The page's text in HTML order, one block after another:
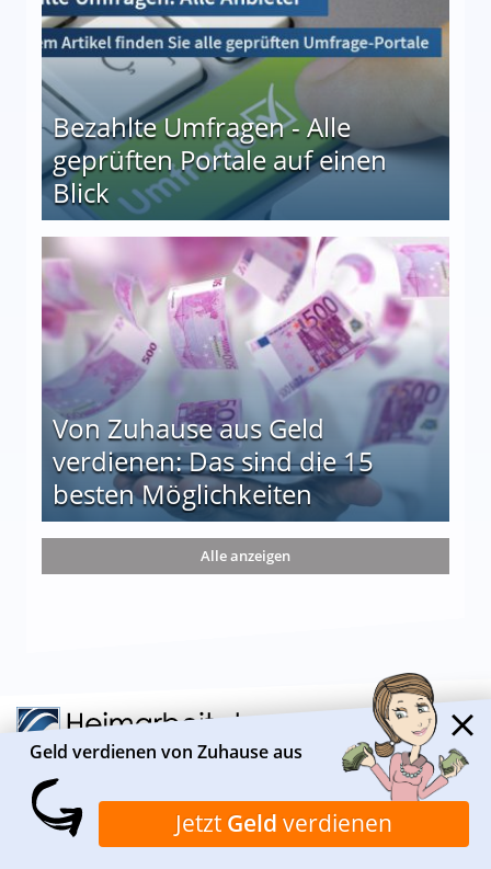
Bezahlte Umfragen - Alle
geprüften Portale auf einen
Blick
auf einen Blick
Von Zuhause aus Geld
verdienen: Das sind die 15
besten Möglichkeiten
die 15 besten Möglichkeiten
Alle anzeigen
ÜBER HEIMARBEIT.DE
Geld verdienen von Zuhause aus
Jetzt Geld verdienen